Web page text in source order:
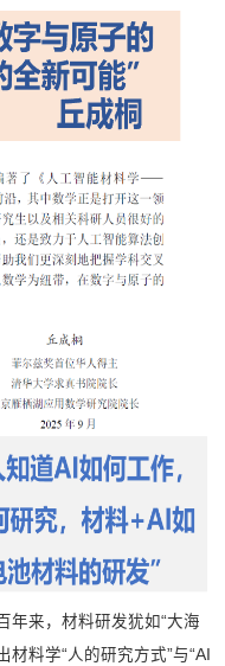
年来，材料研发犹如“大海
料学“人的研究方式”与“AI